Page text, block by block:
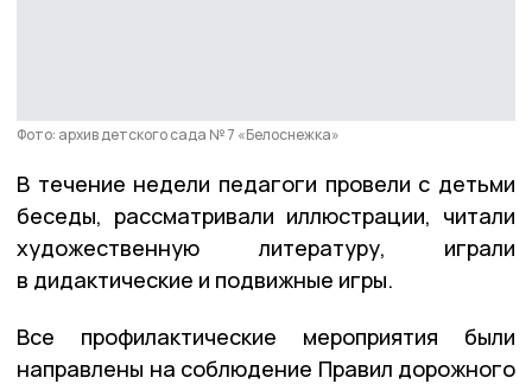
Фото: архив детского сада № 7 «Белоснежка»
В течение недели педагоги провели с детьми
беседы, рассматривали иллюстрации, читали
художественную литературу, играли
в дидактические и подвижные игры.
Все профилактические мероприятия были
направлены на соблюдение Правил дорожного